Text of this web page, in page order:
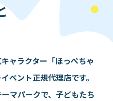
ャラクター「ほっぺちゃ
ベント正規代理店です。
マパークで、 子どもたち